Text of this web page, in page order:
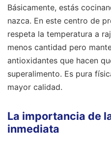
Básicamente, estás
nazca. En este centro de
respeta la temperatura a
menos cantidad pero
antioxidantes que hacen
superalimento. Es pura
mayor calidad.
La importancia de
inmediata